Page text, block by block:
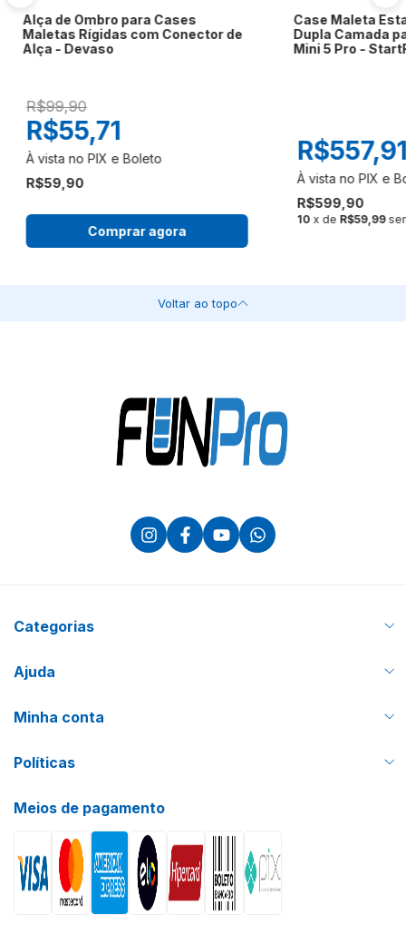
Alça de Ombro para Cases
Maletas Rígidas com Conector de
Alça - Devaso
R$99,90
R$59,90
R$55,71
Comprar agora
Case Maleta
Dupla Camada
Mini 5 Pro -
R$599,90
10 x de R$59,99
Voltar ao topo
Categorias
Ajuda
Minha conta
Políticas
Meios de pagamento